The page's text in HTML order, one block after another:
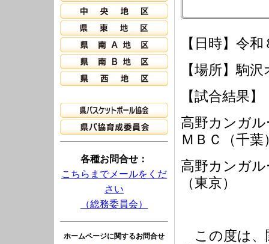
各種お問合せ：
こちらまでメールをくだ
さい
（総務委員会）
ホームページに関するお問合せ
【日時】令
【場所】駒
【試合結果】
高野カンガ
ＭＢＣ（千葉
高野カンガ
（東京）
この度は、